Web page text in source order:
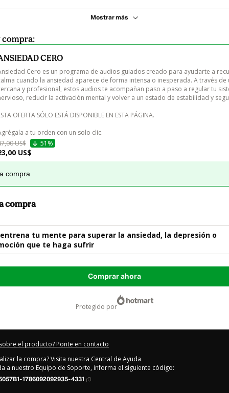
Mostrar más
compra:
CERO
Cero es un programa de audios guiados creado para ayudarte a
cuando la ansiedad aparece de forma intensa o inesperada. A través
y profesional, estos audios te acompañan paso a paso a regular tu
reducir la activación mental y volver a un estado de estabilidad y
OFERTA SÓLO ESTÁ DISPONIBLE EN ESTA PÁGINA.
a tu orden con un solo clic.
US$
51%
US$
compra
compra
entrena tu mente para superar la ansiedad, la depresión o
que te haga sufrir
Comprar ahora
protegido por
el producto? Ponte en contacto
la compra? Visita nuestra Central de Ayuda
a nuestro Equipo de Soporte, informa el siguiente código:
1786092092935-4331